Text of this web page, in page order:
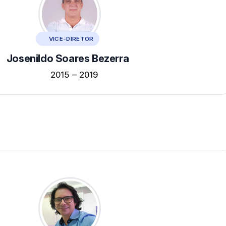
VICE-DIRETOR
Josenildo Soares Bezerra
2015 – 2019